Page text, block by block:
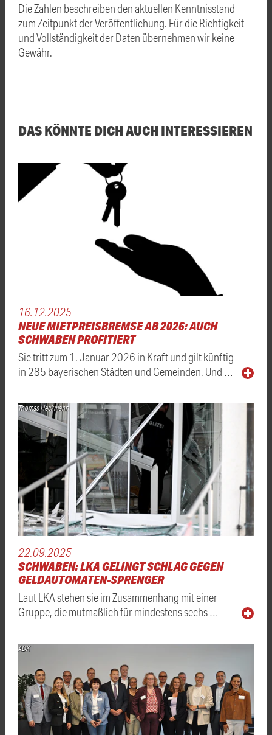
Die Zahlen beschreiben den aktuellen Kenntnisstand
zum Zeitpunkt der Veröffentlichung. Für die Richtigkeit
und Vollständigkeit der Daten übernehmen wir keine
Gewähr.
DAS KÖNNTE DICH AUCH INTERESSIEREN
16.12.2025
NEUE MIETPREISBREMSE AB 2026: AUCH
SCHWABEN PROFITIERT
Sie tritt zum 1. Januar 2026 in Kraft und gilt künftig
in 285 bayerischen Städten und Gemeinden. Und …
Thomas Heckmann
22.09.2025
SCHWABEN: LKA GELINGT SCHLAG GEGEN
GELDAUTOMATEN-SPRENGER
Laut LKA stehen sie im Zusammenhang mit einer
Gruppe, die mutmaßlich für mindestens sechs …
ADK